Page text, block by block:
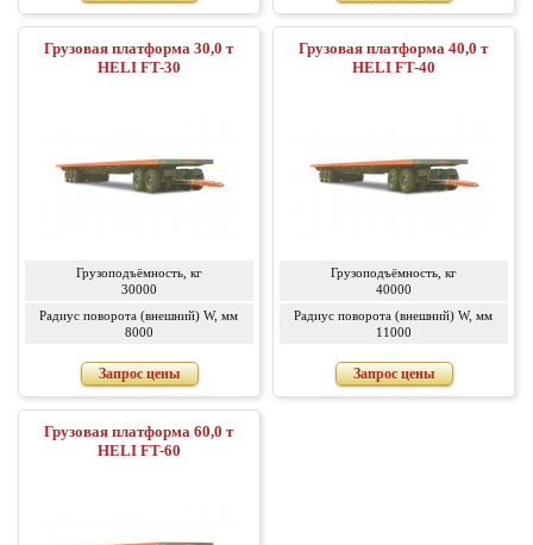
Грузовая платформа 30,0 т
HELI FT-30
Грузоподъёмность, кг
30000
Радиус поворота (внешний) W, мм
8000
Запрос цены
Грузовая платформа 40,0 т
HELI FT-40
Грузоподъёмность, кг
40000
Радиус поворота (внешний) W, мм
11000
Запрос цены
Грузовая платформа 60,0 т
HELI FT-60